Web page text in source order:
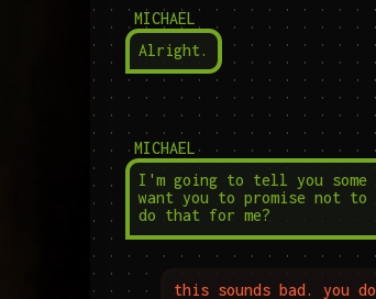
MICHAEL
Alright.
MICHAEL
I'm going to tell you some
want you to promise not to
do that for me?
this sounds bad. you